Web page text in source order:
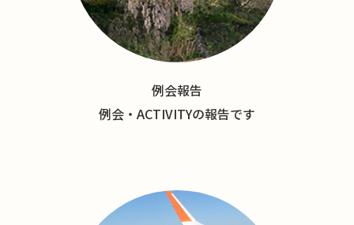
例会報告
例会・ACTIVITYの報告です